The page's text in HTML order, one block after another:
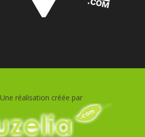
Une réalisation créée par